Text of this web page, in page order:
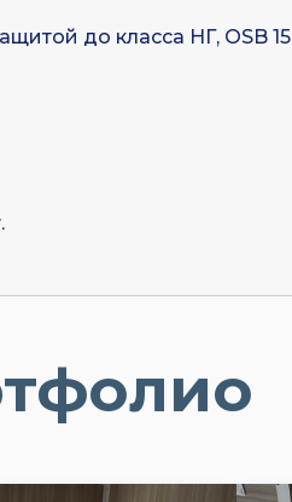
до класса НГ, OSB